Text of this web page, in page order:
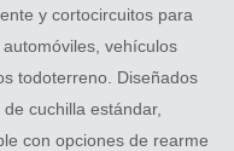
y cortocircuitos para
vehículos
todoterreno. Diseñados
cuchilla estándar,
con opciones de rearme